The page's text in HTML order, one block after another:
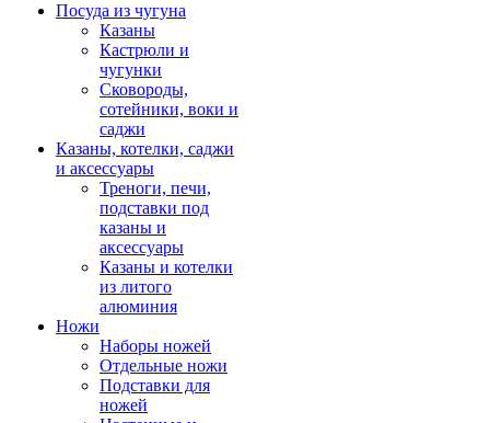
Посуда из чугуна
Казаны
Кастрюли и
чугунки
Сковороды,
сотейники, воки и
саджи
Казаны, котелки, саджи
и аксессуары
Треноги, печи,
подставки под
казаны и
аксессуары
Казаны и котелки
из литого
алюминия
Ножи
Наборы ножей
Отдельные ножи
Подставки для
ножей